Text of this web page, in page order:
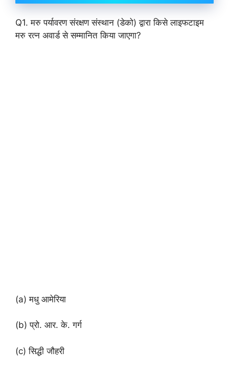
Q1. मरु पर्यावरण संरक्षण संस्थान (डेको) द्वारा किसे लाइफटाइम
मरु रत्न अवार्ड से सम्मानित किया जाएगा?
(a) मधु आमेरिया
(b) प्रो. आर. के. गर्ग
(c) सिद्धी जौहरी